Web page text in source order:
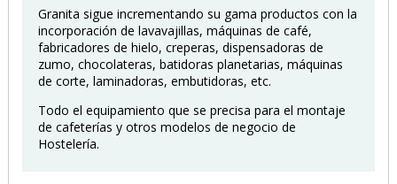
Granita sigue incrementando su gama productos con la
incorporación de lavavajillas, máquinas de café,
fabricadores de hielo, creperas, dispensadoras de
zumo, chocolateras, batidoras planetarias, máquinas
de corte, laminadoras, embutidoras, etc.
Todo el equipamiento que se precisa para el montaje
de cafeterías y otros modelos de negocio de
Hostelería.